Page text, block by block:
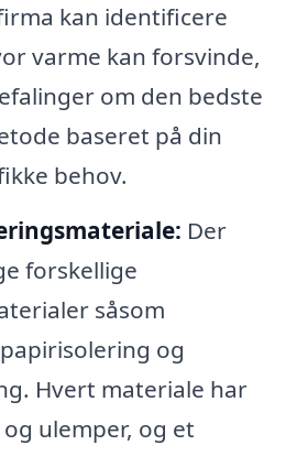
kan identificere
varme kan forsvinde,
om den bedste
baseret på din
behov.
Der
forskellige
såsom
og
Hvert materiale har
ulemper, og et